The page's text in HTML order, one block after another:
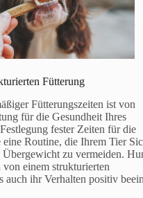
Fütterung
Fütterungszeiten ist von
für die Gesundheit Ihres
fester Zeiten für die
eine Routine, die Ihrem Tier
zu vermeiden.
einem strukturierten
auch ihr Verhalten positiv